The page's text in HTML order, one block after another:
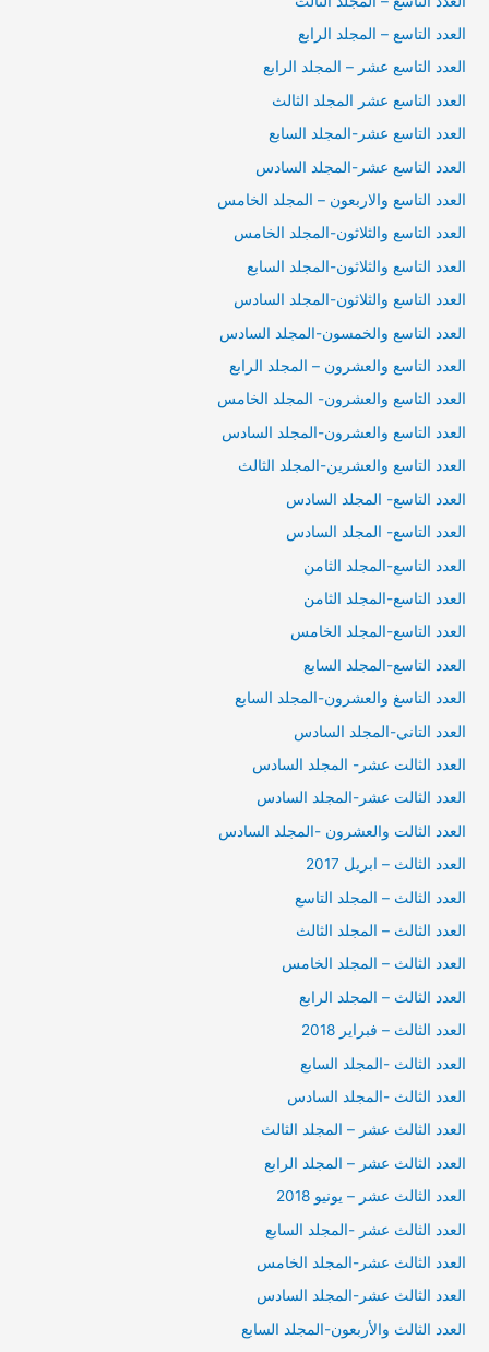
العدد التاسع – المجلد الرابع
العدد التاسع عشر – المجلد الرابع
العدد التاسع عشر المجلد الثالث
العدد التاسع عشر-المجلد السابع
العدد التاسع عشر-المجلد السادس
العدد التاسع والاربعون – المجلد الخامس
العدد التاسع والثلاثون-المجلد الخامس
العدد التاسع والثلاثون-المجلد السابع
العدد التاسع والثلاثون-المجلد السادس
العدد التاسع والخمسون-المجلد السادس
العدد التاسع والعشرون – المجلد الرابع
العدد التاسع والعشرون- المجلد الخامس
العدد التاسع والعشرون-المجلد السادس
العدد التاسع والعشرين-المجلد الثالث
العدد التاسع- المجلد السادس
العدد التاسع- المجلد السادس
العدد التاسع-المجلد الثامن
العدد التاسع-المجلد الثامن
العدد التاسع-المجلد الخامس
العدد التاسع-المجلد السابع
العدد التاسغ والعشرون-المجلد السابع
العدد التاني-المجلد السادس
العدد الثالت عشر- المجلد السادس
العدد الثالت عشر-المجلد السادس
العدد الثالت والعشرون -المجلد السادس
العدد الثالث – ابريل 2017
العدد الثالث – المجلد التاسع
العدد الثالث – المجلد الثالث
العدد الثالث – المجلد الخامس
العدد الثالث – المجلد الرابع
العدد الثالث – فبراير 2018
العدد الثالث -المجلد السابع
العدد الثالث -المجلد السادس
العدد الثالث عشر – المجلد الثالث
العدد الثالث عشر – المجلد الرابع
العدد الثالث عشر – يونيو 2018
العدد الثالث عشر -المجلد السابع
العدد الثالث عشر-المجلد الخامس
العدد الثالث عشر-المجلد السادس
العدد الثالث والأربعون-المجلد السابع